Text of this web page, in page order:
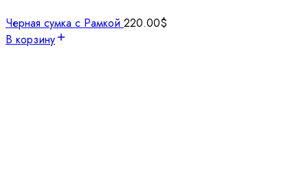
Черная сумка с Рамкой 220.00$
В корзину